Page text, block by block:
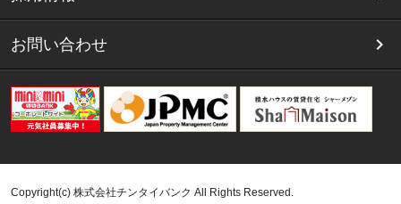
お問い合わせ
Copyright(c) 株式会社チンタイバンク All Rights Reserved.